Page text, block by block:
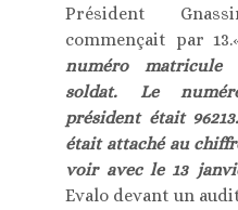
Président
commençait par
numéro matricule
soldat. Le
président était
était attaché au
voir avec le 13
Evalo devant un